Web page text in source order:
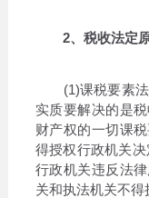
2、税收法定
(1)课税要素法
实质要解决的是
财产权的一切课
得授权行政机关决
行政机关违反法
关和执法机关不得